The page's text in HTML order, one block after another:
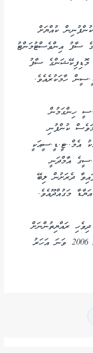
ކުއްޔަށް
ސާފު އިންވެސްޓުމަންޓު
މޮޑިފިކޭޝަންގެ ސާފު
ހާމަކުރެއެވެ.
ހިންގަމުން
ކުންފުނި
އެމް..ޓީ.ޑީ.ސީއަކީ
އާމްދަނީ
ދެރަށުން ލިބޭ
މަގުއްދޫއެވެ.
ރައްޔިތުންނަށް
ސީދާގޮތެއްގައި ހޯދައިދިނުމަށް ސަރުކާރުން 2006 ވަނަ އަހަރު